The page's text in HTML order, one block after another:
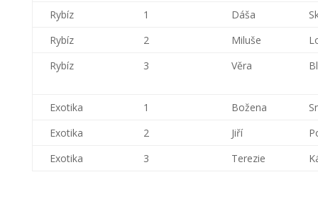
Rybíz 1 Dáša
Rybíz
2 Miluše
Rybíz
3 Věra
Exotika 1 Božena
Exotika
2 Jiří
Exotika
3 Terezie